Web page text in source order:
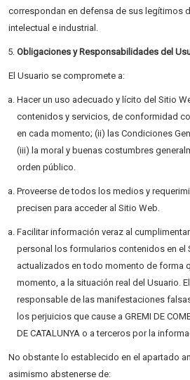
correspondan en defensa de sus legítimos
intelectual e industrial.
Obligaciones y Responsabilidades del
El Usuario se compromete a:
Hacer un uso adecuado y lícito del Sitio
contenidos y servicios, de conformidad
en cada momento; (ii) las Condiciones
(iii) la moral y buenas costumbres
orden público.
Proveerse de todos los medios y
precisen para acceder al Sitio Web.
Facilitar información veraz al
personal los formularios contenidos en el
actualizados en todo momento de forma
momento, a la situación real del Usuario.
responsable de las manifestaciones
los perjuicios que cause a GREMI DE
DE CATALUNYA o a terceros por la
No obstante lo establecido en el apartado
asimismo abstenerse de: